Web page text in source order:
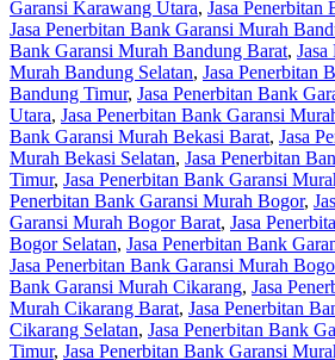
Garansi Karawang Utara, Jasa Penerbitan
Jasa Penerbitan Bank Garansi Murah
Bank Garansi Murah Bandung Barat,
Murah Bandung Selatan, Jasa Penerbitan
Bandung Timur, Jasa Penerbitan Bank
Utara, Jasa Penerbitan Bank Garansi
Bank Garansi Murah Bekasi Barat, Jasa
Murah Bekasi Selatan, Jasa Penerbitan
Timur, Jasa Penerbitan Bank Garansi
Penerbitan Bank Garansi Murah Bogor,
Garansi Murah Bogor Barat, Jasa
Bogor Selatan, Jasa Penerbitan Bank
Jasa Penerbitan Bank Garansi Murah
Bank Garansi Murah Cikarang, Jasa
Murah Cikarang Barat, Jasa Penerbitan
Cikarang Selatan, Jasa Penerbitan Bank
Timur, Jasa Penerbitan Bank Garansi